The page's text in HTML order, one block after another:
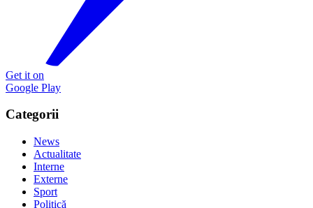
Get it on
Google Play
Categorii
News
Actualitate
Interne
Externe
Sport
Politică